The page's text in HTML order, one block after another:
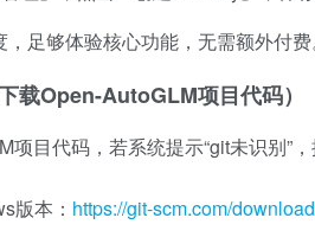
足够体验核心功能，无需额外付费
载Open-AutoGLM项目代码）
目代码，若系统提示“git未识别”
版本： https://git-scm.com/